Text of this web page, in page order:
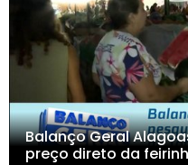
Balanço Geral
preço direto da